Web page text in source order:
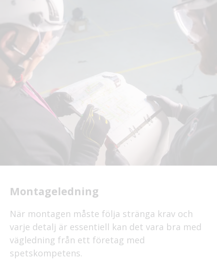
Montageledning
När montagen måste följa stränga krav och
varje detalj är essentiell kan det vara bra med
vägledning från ett företag med
spetskompetens.